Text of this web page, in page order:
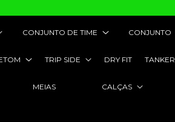
CONJUNTO DE TIME CONJUNTO
TRIP SIDE DRY FIT TANKER
MEIAS CALÇAS